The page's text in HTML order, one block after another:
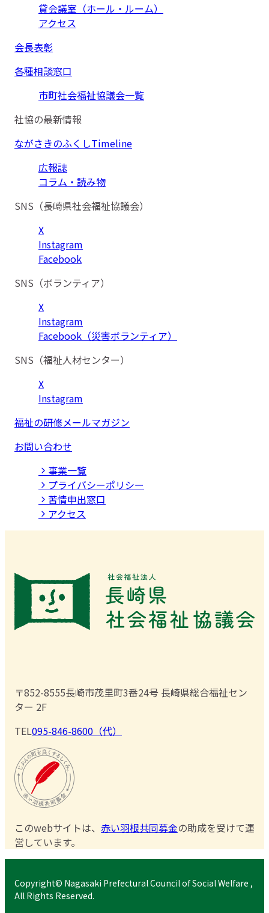
貸会議室（ホール・ルーム）
アクセス
会長表彰
各種相談窓口
市町社会福祉協議会一覧
社協の最新情報
ながさきのふくしTimeline
広報誌
コラム・読み物
SNS（長崎県社会福祉協議会）
X
Instagram
Facebook
SNS（ボランティア）
X
Instagram
Facebook（災害ボランティア）
SNS（福祉人材センター）
X
Instagram
福祉の研修メールマガジン
お問い合わせ
事業⼀覧
プライバシーポリシー
苦情申出窓口
アクセス
〒852-8555長崎市茂里町3番24号 長崎県総合福祉セン
ター 2F
TEL095-846-8600（代）
このwebサイトは、 赤い羽根共同募金の助成を受けて運
営しています。
Copyright© Nagasaki Prefectural Council of Social Welfare ,
All Rights Reserved.